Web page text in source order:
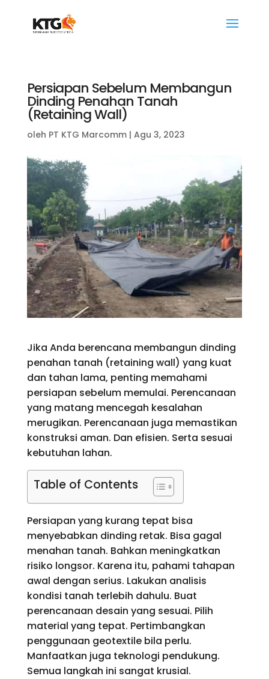
Persiapan Sebelum Membangun
Dinding Penahan Tanah
(Retaining Wall)
oleh PT KTG Marcomm| Agu 3, 2023
Jika Anda berencana membangun dinding
penahan tanah (retaining wall) yang kuat
dan tahan lama, penting memahami
persiapan sebelum memulai. Perencanaan
yang matang mencegah kesalahan
merugikan. Perencanaan juga memastikan
konstruksi aman. Dan efisien. Serta sesuai
kebutuhan lahan.
Table of Contents
Persiapan yang kurang tepat bisa
menyebabkan dinding retak. Bisa gagal
menahan tanah. Bahkan meningkatkan
risiko longsor. Karena itu, pahami tahapan
awal dengan serius. Lakukan analisis
kondisi tanah terlebih dahulu. Buat
perencanaan desain yang sesuai. Pilih
material yang tepat. Pertimbangkan
penggunaan geotextile bila perlu.
Manfaatkan juga teknologi pendukung.
Semua langkah ini sangat krusial.